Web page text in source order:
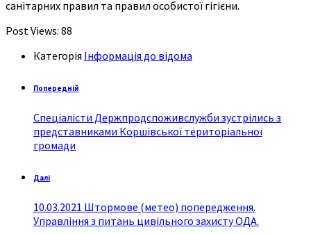
санітарних правил та правил особистої гігієни.
Post Views: 88
Категорія Інформація до відома
Попередній
Спеціалісти Держпродспоживслужби зустрілись з
представниками Коршівської територіальної
громади
Далі
10.03.2021 Штормове (метео) попередження.
Управління з питань цивільного захисту ОДА.